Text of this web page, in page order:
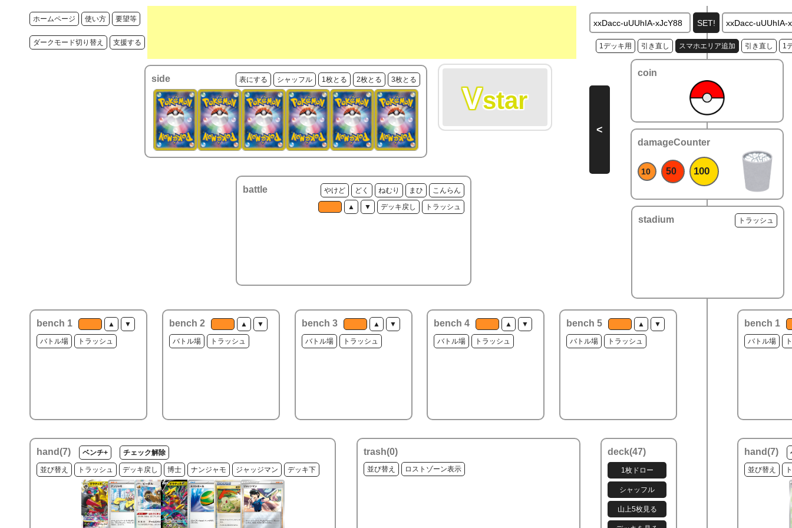
ホームページ 使い方 要望等
ダークモード切り替え 支援する
side 表にする シャッフル 1枚とる 2枚とる 3枚とる
Vstar
battle やけど どく ねむり まひ
こんらん
▲
▼ デッキ戻し トラッシュ
bench 1 ▲ ▼
バトル場 トラッシュ
bench 2 ▲ ▼
バトル場 トラッシュ
bench 3 ▲ ▼
バトル場 トラッシュ
bench 4 ▲ ▼
バトル場 トラッシュ
bench 5 ▲ ▼
バトル場 トラッシュ
hand(7) ベンチ+ チェック解除
並び替え トラッシュ デッキ戻し 博士 ナンジャモ ジャッジマン デッキ下
trash(0)
並び替え ロストゾーン表示
deck(47)
stadium トラッシュ
bench 1
バトル場
hand(7)
並び替え
1デッキ用 引き直し スマホエリア追加 引き直し 1
coin
damageCounter
10 50 100
<